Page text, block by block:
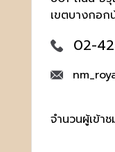
เขตบางกอ
02-
จำนวนผู้เข้า